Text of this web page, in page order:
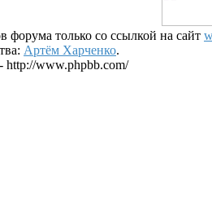
форума только со ссылкой на сайт
Артём Харченко.
http://www.phpbb.com/